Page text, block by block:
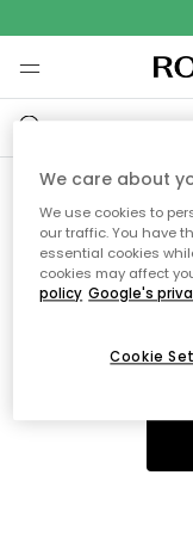
Ooops,
Sie können auf
We care about
We use cookies to
our traffic. You have
essential cookies
cookies may affect
policy Google's
Cookie